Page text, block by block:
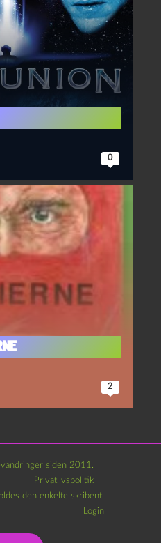
0
2
siden 2011.
Privatlivspolitik
den enkelte skribent.
Login